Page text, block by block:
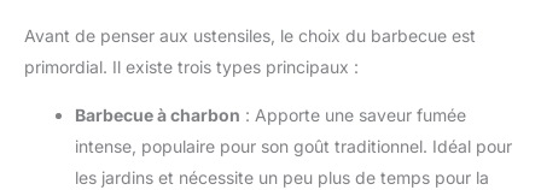
Avant de penser aux ustensiles, le choix du barbecue est
primordial. Il existe trois types principaux :
Barbecue à charbon : Apporte une saveur fumée
intense, populaire pour son goût traditionnel. Idéal pour
les jardins et nécessite un peu plus de temps pour la